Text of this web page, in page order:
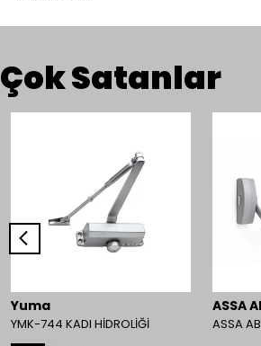
Çok Satanlar
Yuma
YMK-744 KADI HİDROLİĞİ
ASSA